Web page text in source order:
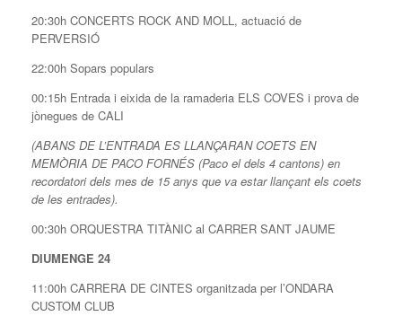
20:30h CONCERTS ROCK AND MOLL, actuació de
PERVERSIÓ
22:00h Sopars populars
00:15h Entrada i eixida de la ramaderia ELS COVES i prova de
jònegues de CALI
(ABANS DE L’ENTRADA ES LLANÇARAN COETS EN
MEMÒRIA DE PACO FORNÉS (Paco el dels 4 cantons) en
recordatori dels mes de 15 anys que va estar llançant els coets
de les entrades).
00:30h ORQUESTRA TITÀNIC al CARRER SANT JAUME
DIUMENGE 24
11:00h CARRERA DE CINTES organitzada per l’ONDARA
CUSTOM CLUB